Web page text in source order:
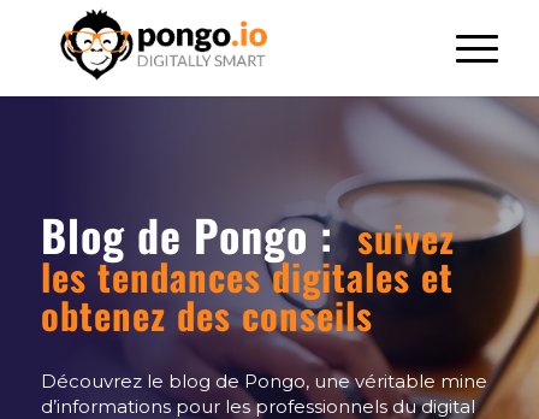
Blog de Pongo : suivez
les tendances digitales et
obtenez des conseils
Découvrez le blog de Pongo, une véritable mine
d’informations pour les professionnels du digital